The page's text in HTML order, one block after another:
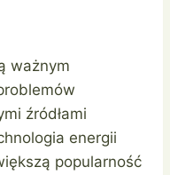
ważnym
źródłami
energii
popularność